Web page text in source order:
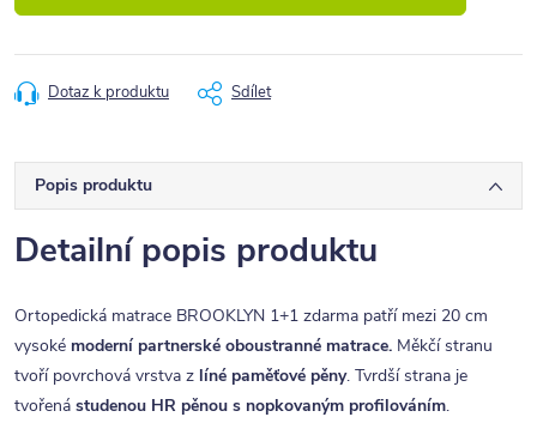
Dotaz k produktu Sdílet
Popis produktu
Detailní popis produktu
Ortopedická matrace BROOKLYN 1+1 zdarma patří mezi 20 cm
vysoké moderní partnerské oboustranné matrace. Měkčí stranu
tvoří povrchová vrstva z líné paměťové pěny. Tvrdší strana je
tvořená studenou HR pěnou s nopkovaným profilováním.